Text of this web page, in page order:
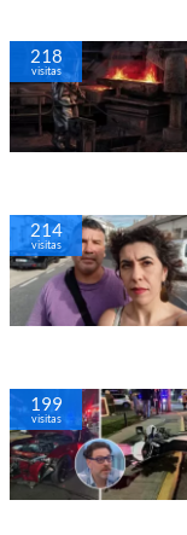
218
visitas
214
visitas
199
visitas